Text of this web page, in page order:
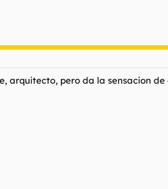
arquitecto, pero da la sensacion